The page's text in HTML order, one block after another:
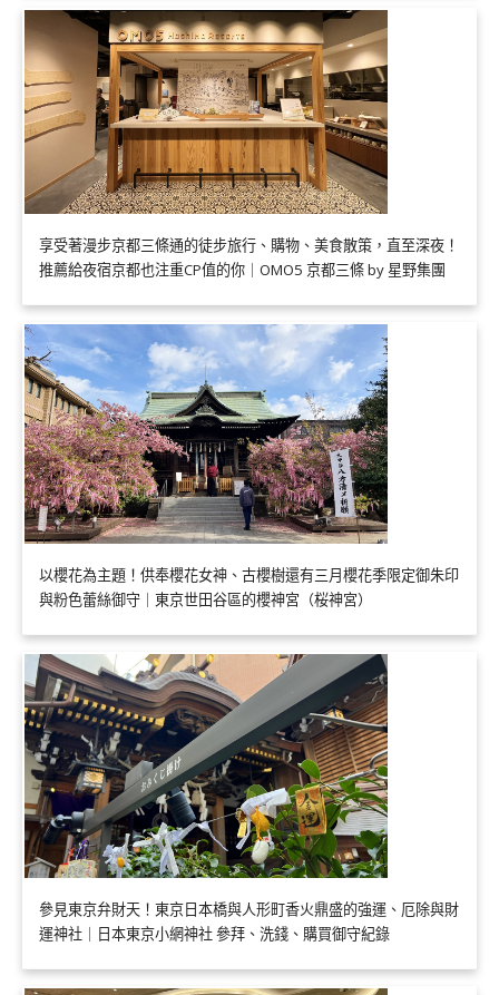
享受著漫步京都三條通的徒步旅行、購物、美食散策，直至深夜！
推薦給夜宿京都也注重CP值的你｜OMO5 京都三條 by 星野集團
以櫻花為主題！供奉櫻花女神、古櫻樹還有三月櫻花季限定御朱印
與粉色蕾絲御守｜東京世田谷區的櫻神宮（桜神宮）
參見東京弁財天！東京日本橋與人形町香火鼎盛的強運、厄除與財
運神社｜日本東京小網神社 參拜、洗錢、購買御守紀錄